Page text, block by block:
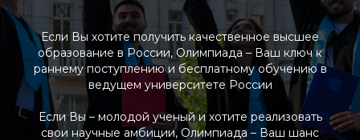
Если Вы хотите получить качественное высшее
образование в России, Олимпиада – Ваш ключ к
раннему поступлению и бесплатному обучению в
ведущем университете России
Если Вы – молодой ученый и хотите реализовать
свои научные амбиции, Олимпиада – Ваш шанс